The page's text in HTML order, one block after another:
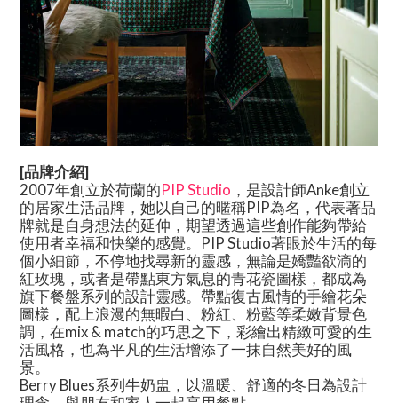
[品牌介紹]
2007年創立於荷蘭的PIP Studio ，是設計師Anke創立
的居家生活品牌，她以自己的暱稱PIP為名，代表著品
牌就是自身想法的延伸，期望透過這些創作能夠帶給
使用者幸福和快樂的感覺。 PIP Studio著眼於生活的每
個小細節，不停地找尋新的靈感，無論是嬌豔欲滴的
紅玫瑰，或者是帶點東方氣息的青花瓷圖樣，都成為
旗下餐盤系列的設計靈感。帶點復古風情的手繪花朵
圖樣，配上浪漫的無暇白、粉紅、粉藍等柔嫩背景色
調，在mix & match的巧思之下，彩繪出精緻可愛的生
活風格，也為平凡的生活增添了一抹自然美好的風
景。
Berry Blues系列牛奶盅，以溫暖、舒適的冬日為設計